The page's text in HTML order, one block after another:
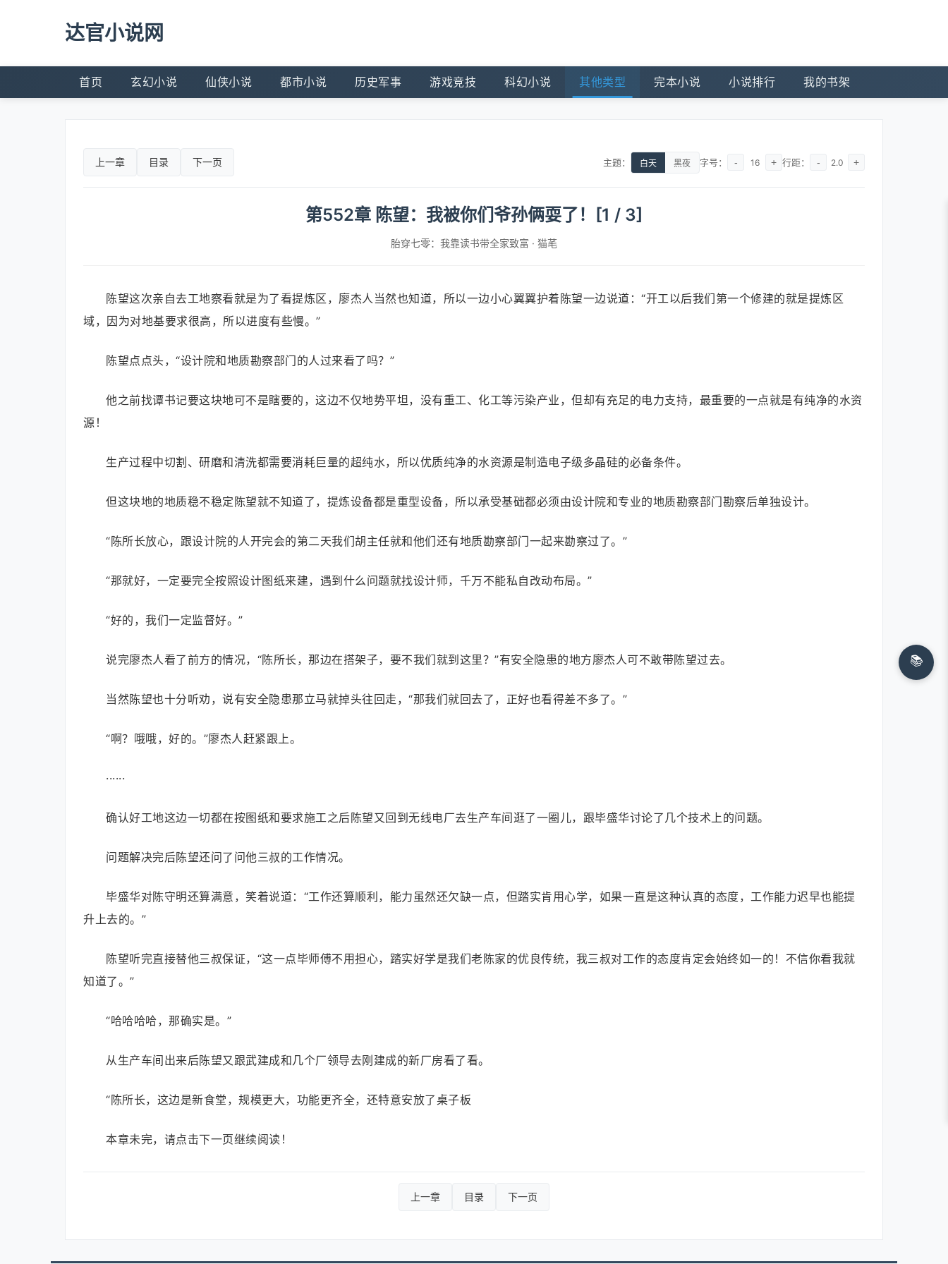
达官小说网
首页 玄幻小说 仙侠小说 都市小说 历史军事 游戏竞技 科幻小说 其他类型 完本小说 小说排行 我的书架
上一章 目录 下一页 主题： 白天 黑夜 字号： - 16 + 行距： - 2.0 +
第552章 陈望：我被你们爷孙俩耍了！[1 / 3]
胎穿七零：我靠读书带全家致富 · 猫芼
陈望这次亲自去工地察看就是为了看提炼区，廖杰人当然也知道，所以一边小心翼翼护着陈望一边说道：“开工以后我们第一个修建的就是提炼区
域，因为对地基要求很高，所以进度有些慢。”
陈望点点头，“设计院和地质勘察部门的人过来看了吗？”
他之前找谭书记要这块地可不是瞎要的，这边不仅地势平坦，没有重工、化工等污染产业，但却有充足的电力支持，最重要的一点就是有纯净的水资
源！
生产过程中切割、研磨和清洗都需要消耗巨量的超纯水，所以优质纯净的水资源是制造电子级多晶硅的必备条件。
但这块地的地质稳不稳定陈望就不知道了，提炼设备都是重型设备，所以承受基础都必须由设计院和专业的地质勘察部门勘察后单独设计。
“陈所长放心，跟设计院的人开完会的第二天我们胡主任就和他们还有地质勘察部门一起来勘察过了。”
“那就好，一定要完全按照设计图纸来建，遇到什么问题就找设计师，千万不能私自改动布局。”
“好的，我们一定监督好。”
说完廖杰人看了前方的情况，“陈所长，那边在搭架子，要不我们就到这里？”有安全隐患的地方廖杰人可不敢带陈望过去。
当然陈望也十分听劝，说有安全隐患那立马就掉头往回走，“那我们就回去了，正好也看得差不多了。”
“啊？哦哦，好的。”廖杰人赶紧跟上。
······
确认好工地这边一切都在按图纸和要求施工之后陈望又回到无线电厂去生产车间逛了一圈儿，跟毕盛华讨论了几个技术上的问题。
问题解决完后陈望还问了问他三叔的工作情况。
毕盛华对陈守明还算满意，笑着说道：“工作还算顺利，能力虽然还欠缺一点，但踏实肯用心学，如果一直是这种认真的态度，工作能力迟早也能提
升上去的。”
陈望听完直接替他三叔保证，“这一点毕师傅不用担心，踏实好学是我们老陈家的优良传统，我三叔对工作的态度肯定会始终如一的！不信你看我就
知道了。”
“哈哈哈哈，那确实是。”
从生产车间出来后陈望又跟武建成和几个厂领导去刚建成的新厂房看了看。
“陈所长，这边是新食堂，规模更大，功能更齐全，还特意安放了桌子板
本章未完，请点击下一页继续阅读！
上一章 目录 下一页
📚